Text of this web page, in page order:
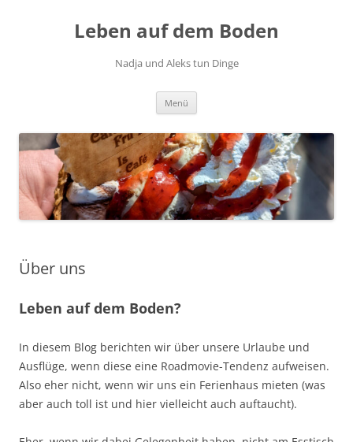
Leben auf dem Boden
Nadja und Aleks tun Dinge
Menü
Über uns
Leben auf dem Boden?
In diesem Blog berichten wir über unsere Urlaube und
Ausflüge, wenn diese eine Roadmovie-Tendenz aufweisen.
Also eher nicht, wenn wir uns ein Ferienhaus mieten (was
aber auch toll ist und hier vielleicht auch auftaucht).